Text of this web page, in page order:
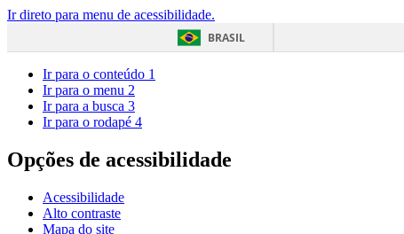
Ir direto para menu de acessibilidade.
BRASIL
Ir para o conteúdo 1
Ir para o menu 2
Ir para a busca 3
Ir para o rodapé 4
Opções de acessibilidade
Acessibilidade
Alto contraste
Mapa do site